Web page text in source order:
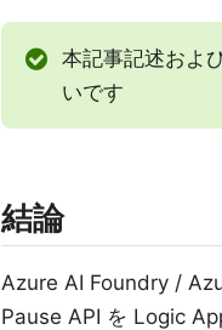
本記事記述およ
いです
結論
Azure AI Foundry /
Pause API を Logic